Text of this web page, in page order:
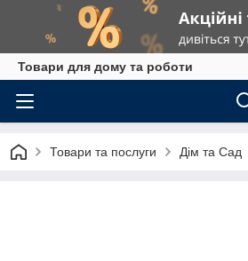
Товари для дому та роботи
Товари та послуги Дім та Сад